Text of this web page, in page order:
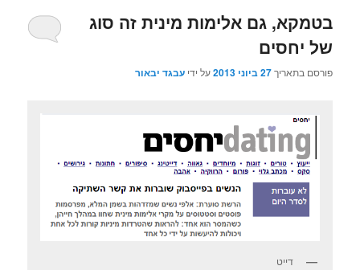
בטמקא, גם אלימות מינית זה סוג
של יחסים
פורסם בתאריך27 ביוני 2013 על ידיעבגד יבאור
דייט